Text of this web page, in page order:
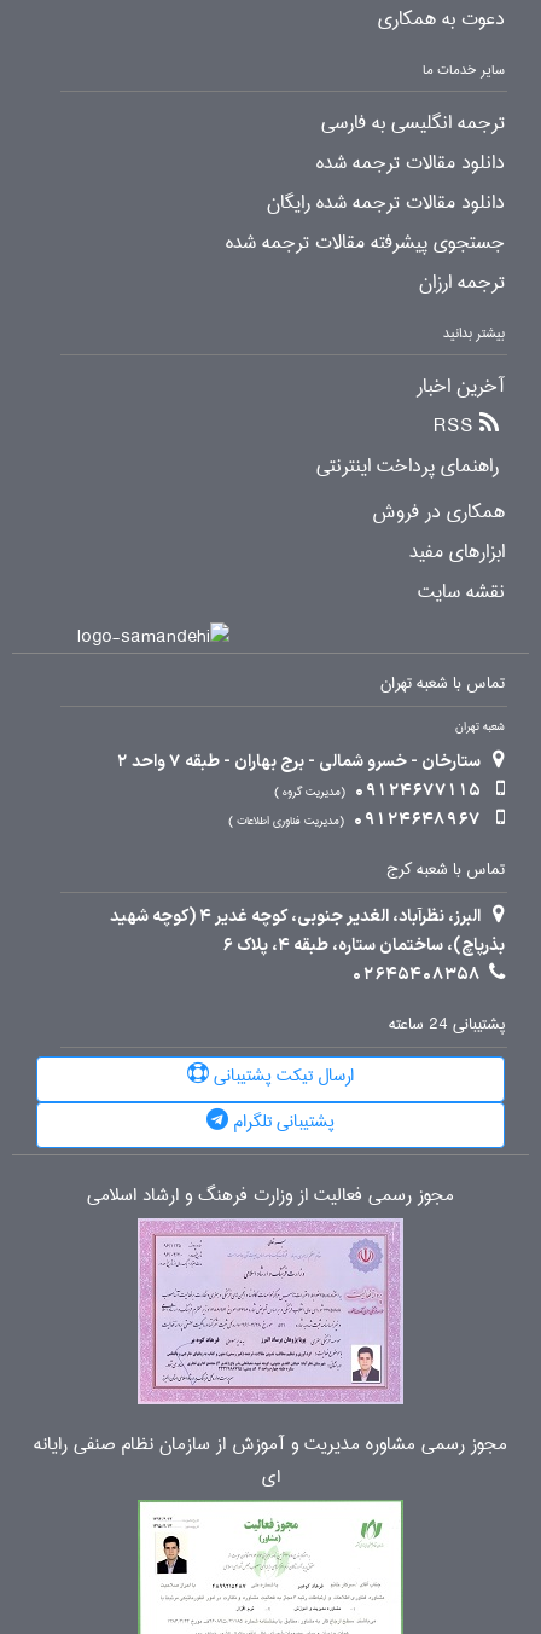
دعوت به همکاری
سایر خدمات ما
ترجمه انگلیسی به فارسی
دانلود مقالات ترجمه شده
دانلود مقالات ترجمه شده رایگان
جستجوی پیشرفته مقالات ترجمه شده
ترجمه ارزان
بیشتر بدانید
آخرین اخبار
RSS
راهنمای پرداخت اینترنتی
همکاری در فروش
ابزارهای مفید
نقشه سایت
تماس با شعبه تهران
شعبه تهران
ستارخان - خسرو شمالی - برج بهاران - طبقه 7 واحد 2
09124677115
مدیریت گروه
09124648967 مدیریت فناوری اطلاعات
تماس با شعبه کرج
البرز، نظرآباد، الغدیر جنوبی، کوچه غدیر 4 (کوچه شهید
بذرپاچ)، ساختمان ستاره، طبقه 4، پلاک 6
02645408358
پشتیبانی 24 ساعته
ارسال تیکت پشتیبانی
پشتیبانی تلگرام
مجوز رسمی فعالیت از وزارت فرهنگ و ارشاد اسلامی
مجوز رسمی مشاوره مدیریت و آموزش از سازمان نظام صنفی رایانه
ای